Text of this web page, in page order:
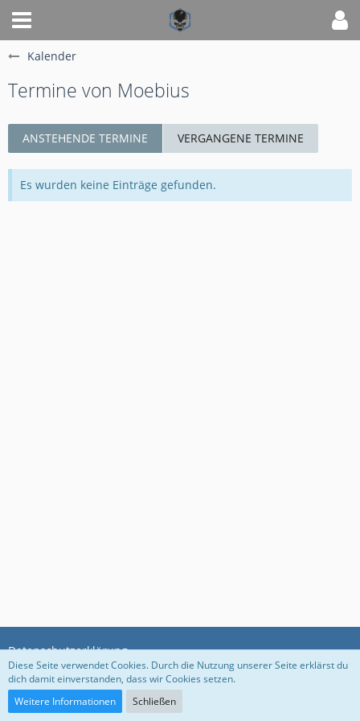
Kalender
Termine von Moebius
ANSTEHENDE TERMINE VERGANGENE TERMINE
Es wurden keine Einträge gefunden.
Datenschutzerklärung
Community-Software:
Diese Seite verwendet Cookies. Durch die Nutzung unserer Seite erklärst du
dich damit einverstanden, dass wir Cookies setzen.
Weitere Informationen
Schließen